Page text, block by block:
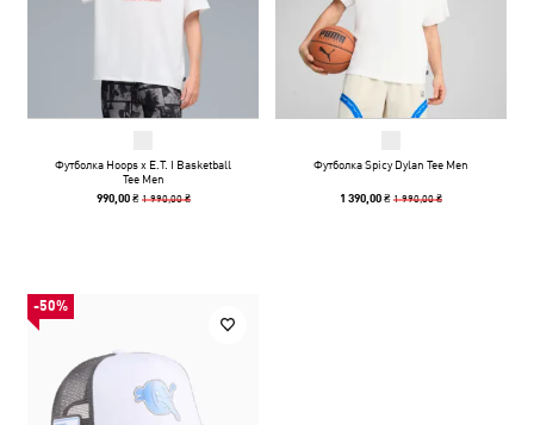
Футболка Hoops x E.T. I Basketball
Tee Men
990,00 ₴ 1 990,00 ₴
Футболка Spicy Dylan Tee Men
1 390,00 ₴1 990,00 ₴
-50%